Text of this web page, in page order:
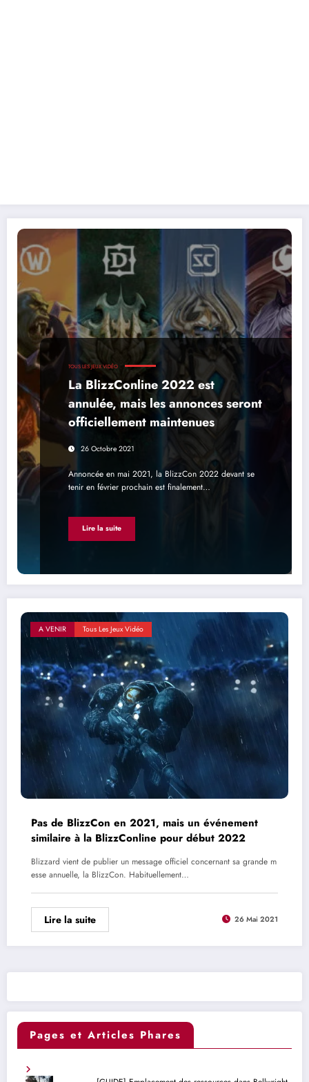
TOUS LES JEUX VIDÉO
La BlizzConline 2022 est
annulée, mais les annonces seront
officiellement maintenues
26 Octobre 2021
Annoncée en mai 2021, la BlizzCon 2022 devant se
tenir en février prochain est finalement…
Lire la suite
A VENIR Tous Les Jeux Vidéo
Pas de BlizzCon en 2021, mais un événement
similaire à la BlizzConline pour début 2022
Blizzard vient de publier un message officiel concernant sa grande m
esse annuelle, la BlizzCon. Habituellement…
Lire la suite 26 Mai 2021
Pages et Articles Phares